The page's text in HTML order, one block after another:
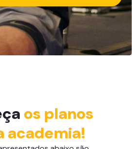
os planos
academia!